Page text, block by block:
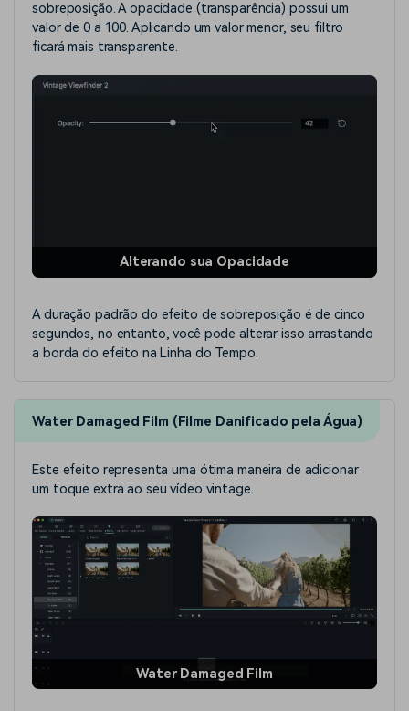
sobreposição. A opacidade (transparência) possui um
valor de 0 a 100. Aplicando um valor menor, seu filtro
ficará mais transparente.
Alterando sua Opacidade
A duração padrão do efeito de sobreposição é de cinco
segundos, no entanto, você pode alterar isso arrastando
a borda do efeito na Linha do Tempo.
Water Damaged Film (Filme Danificado pela Água)
Este efeito representa uma ótima maneira de adicionar
um toque extra ao seu vídeo vintage.
Water Damaged Film